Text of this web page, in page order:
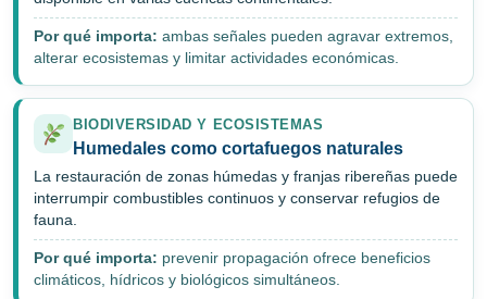
Por qué importa: ambas señales pueden agravar extremos,
alterar ecosistemas y limitar actividades económicas.
BIODIVERSIDAD Y ECOSISTEMAS
Humedales como cortafuegos naturales
La restauración de zonas húmedas y franjas ribereñas puede
interrumpir combustibles continuos y conservar refugios de
fauna.
Por qué importa: prevenir propagación ofrece beneficios
climáticos, hídricos y biológicos simultáneos.